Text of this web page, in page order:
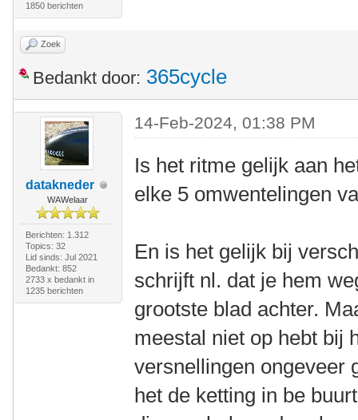
1850 berichten
Zoek
Bedankt door: 365cycle
datakneder
WAWelaar
Berichten: 1.312
Topics: 32
Lid sinds: Jul 2021
Bedankt: 852
2733 x bedankt in
1235 berichten
14-Feb-2024, 01:38 PM
Is het ritme gelijk aan
elke 5 omwentelingen
En is het gelijk bij
schrijft nl. dat je hem
grootste blad achter.
meestal niet op hebt bij
versnellingen ongeveer
het de ketting in be